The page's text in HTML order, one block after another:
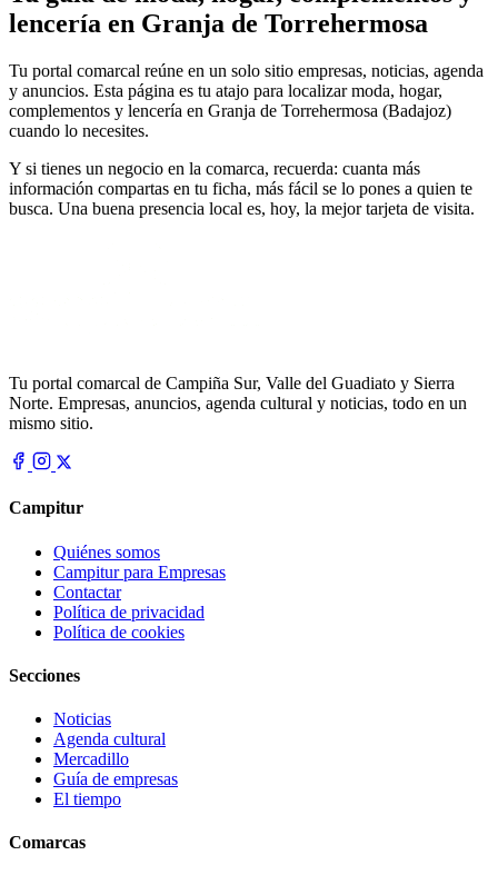
lencería en Granja de Torrehermosa
Tu portal comarcal reúne en un solo sitio empresas, noticias, agenda
y anuncios. Esta página es tu atajo para localizar moda, hogar,
complementos y lencería en Granja de Torrehermosa (Badajoz)
cuando lo necesites.
Y si tienes un negocio en la comarca, recuerda: cuanta más
información compartas en tu ficha, más fácil se lo pones a quien te
busca. Una buena presencia local es, hoy, la mejor tarjeta de visita.
Tu portal comarcal de Campiña Sur, Valle del Guadiato y Sierra
Norte. Empresas, anuncios, agenda cultural y noticias, todo en un
mismo sitio.
Campitur
Quiénes somos
Campitur para Empresas
Contactar
Política de privacidad
Política de cookies
Secciones
Noticias
Agenda cultural
Mercadillo
Guía de empresas
El tiempo
Comarcas